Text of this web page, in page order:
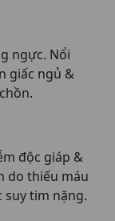
ngực. Nổi
giấc ngủ &
độc giáp &
do thiếu máu
suy tim nặng.